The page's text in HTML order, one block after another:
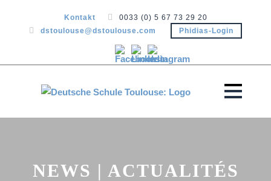
Kontakt
0033 (0) 5 67 73 29 20
dstoulouse@dstoulouse.com
Phidias-Login
NEWS | ACTUALITÉS